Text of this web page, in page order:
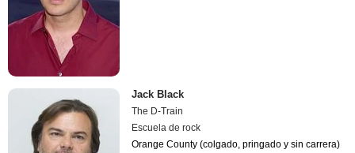
Jack Black
The D-Train
Escuela de rock
Orange County (colgado, pringado y sin carrera)